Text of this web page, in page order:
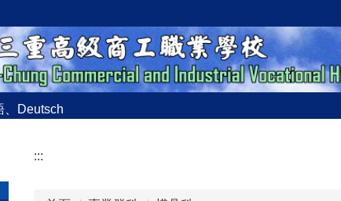
Deutsch
:::